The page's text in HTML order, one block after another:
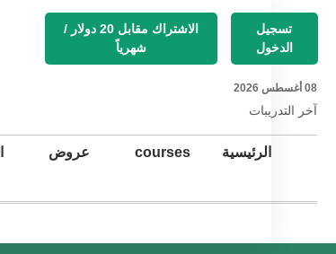
تسجيل
الدخول
الاشتراك مقابل 20 دولار /
شهرياً
08 أغسطس 2026
آخر التدريبات
الرئيسية courses عروض